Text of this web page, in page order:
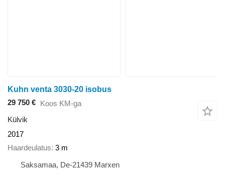
Kuhn venta 3030-20 isobus
29 750 € Koos KM-ga
Külvik
2017
Haardeulatus 3 m
Saksamaa, De-21439 Marxen